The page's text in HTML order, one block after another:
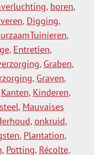
, boren,
, Digging,
,
, Entretien,
, Graben,
, Graven,
Kanten, Kinderen,
, Mauvaises
, onkruid,
, Plantation,
, Potting, Récolte,